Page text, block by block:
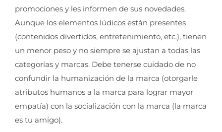
promociones y les informen de sus novedades.
Aunque los elementos lúdicos están presentes
(contenidos divertidos, entretenimiento, etc.), tienen
un menor peso y no siempre se ajustan a todas las
categorías y marcas. Debe tenerse cuidado de no
confundir la humanización de la marca (otorgarle
atributos humanos a la marca para lograr mayor
empatía) con la socialización con la marca (la marca
es tu amigo).